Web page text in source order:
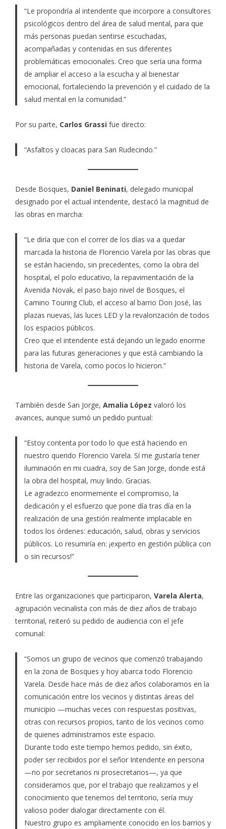
“Le propondría al intendente que incorpore a consultores
psicológicos dentro del área de salud mental, para que
más personas puedan sentirse escuchadas,
acompañadas y contenidas en sus diferentes
problemáticas emocionales. Creo que sería una forma
de ampliar el acceso a la escucha y al bienestar
emocional, fortaleciendo la prevención y el cuidado de la
salud mental en la comunidad.”
Por su parte, Carlos Grassi fue directo:
“Asfaltos y cloacas para San Rudecindo.”
Desde Bosques, Daniel Beninati, delegado municipal
designado por el actual intendente, destacó la magnitud de
las obras en marcha:
“Le diría que con el correr de los días va a quedar
marcada la historia de Florencio Varela por las obras que
se están haciendo, sin precedentes, como la obra del
hospital, el polo educativo, la repavimentación de la
Avenida Novak, el paso bajo nivel de Bosques, el
Camino Touring Club, el acceso al barrio Don José, las
plazas nuevas, las luces LED y la revalorización de todos
los espacios públicos.
Creo que el intendente está dejando un legado enorme
para las futuras generaciones y que está cambiando la
historia de Varela, como pocos lo hicieron.”
También desde San Jorge, Amalia López valoró los
avances, aunque sumó un pedido puntual:
“Estoy contenta por todo lo que está haciendo en
nuestro querido Florencio Varela. Sí me gustaría tener
iluminación en mi cuadra, soy de San Jorge, donde está
la obra del hospital, muy lindo. Gracias.
Le agradezco enormemente el compromiso, la
dedicación y el esfuerzo que pone día tras día en la
realización de una gestión realmente implacable en
todos los órdenes: educación, salud, obras y servicios
públicos. Lo resumiría en: ¡experto en gestión pública con
o sin recursos!”
Entre las organizaciones que participaron, Varela Alerta,
agrupación vecinalista con más de diez años de trabajo
territorial, reiteró su pedido de audiencia con el jefe
comunal:
“Somos un grupo de vecinos que comenzó trabajando
en la zona de Bosques y hoy abarca todo Florencio
Varela. Desde hace más de diez años colaboramos en la
comunicación entre los vecinos y distintas áreas del
municipio —muchas veces con respuestas positivas,
otras con recursos propios, tanto de los vecinos como
de quienes administramos este espacio.
Durante todo este tiempo hemos pedido, sin éxito,
poder ser recibidos por el señor Intendente en persona
—no por secretarios ni prosecretarios—, ya que
consideramos que, por el trabajo que realizamos y el
conocimiento que tenemos del territorio, sería muy
valioso poder dialogar directamente con él.
Nuestro grupo es ampliamente conocido en los barrios y